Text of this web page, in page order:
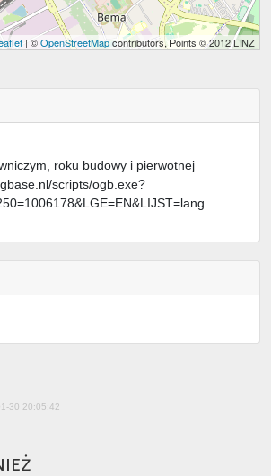
| ©OpenStreetMapcontributors, Points © 2012 LINZ
roku budowy i pierwotnej
scripts/ogb.exe?
30 20:05:42